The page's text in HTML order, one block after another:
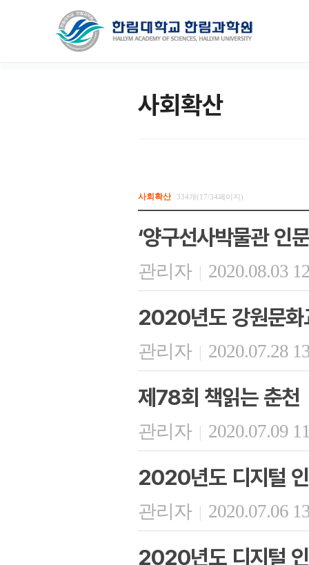
사회확산
사회확산 334개(17/34페이지)
‘양구선사박물관 인
관리자 | 2020.08.03
2020년도 강원문화
관리자 | 2020.07.28
제78회 책읽는 춘천
관리자 | 2020.07.09
2020년도 디지털
관리자 | 2020.07.06
2020년도 디지털